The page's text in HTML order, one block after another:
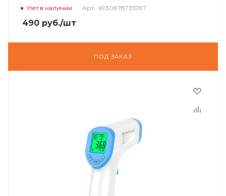
Нет в наличии Арт.: 6930878735787
490 руб./шт
ПОД ЗАКАЗ